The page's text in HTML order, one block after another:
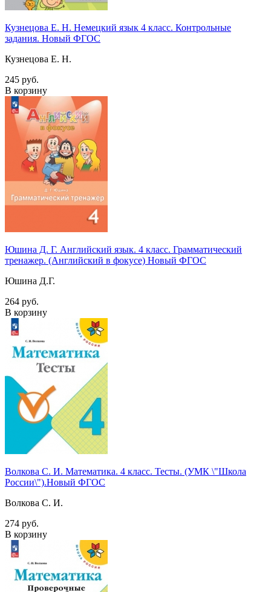
Кузнецова Е. Н. Немецкий язык 4 класс. Контрольные
задания. Новый ФГОС
Кузнецова Е. Н.
245 руб.
В корзину
Юшина Д. Г. Английский язык. 4 класс. Грамматический
тренажер. (Английский в фокусе) Новый ФГОС
Юшина Д.Г.
264 руб.
В корзину
Волкова С. И. Математика. 4 класс. Тесты. (УМК \"Школа
России\").Новый ФГОС
Волкова С. И.
274 руб.
В корзину